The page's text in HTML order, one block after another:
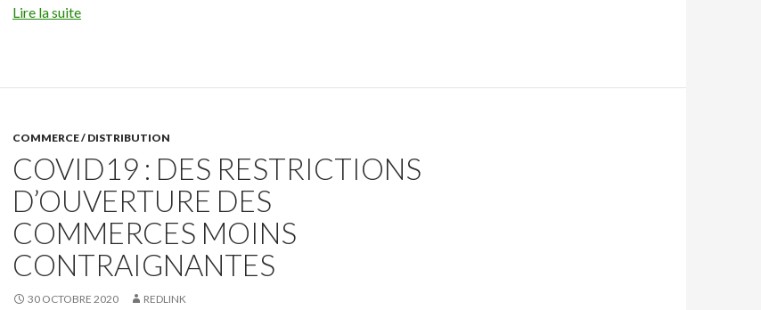
Lire la suite
COMMERCE / DISTRIBUTION
COVID19 : DES RESTRICTIONS
D’OUVERTURE DES
COMMERCES MOINS
CONTRAIGNANTES
30 OCTOBRE 2020 REDLINK